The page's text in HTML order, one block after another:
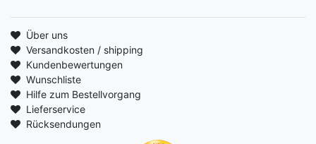
Über uns
Versandkosten / shipping
Kundenbewertungen
Wunschliste
Hilfe zum Bestellvorgang
Lieferservice
Rücksendungen